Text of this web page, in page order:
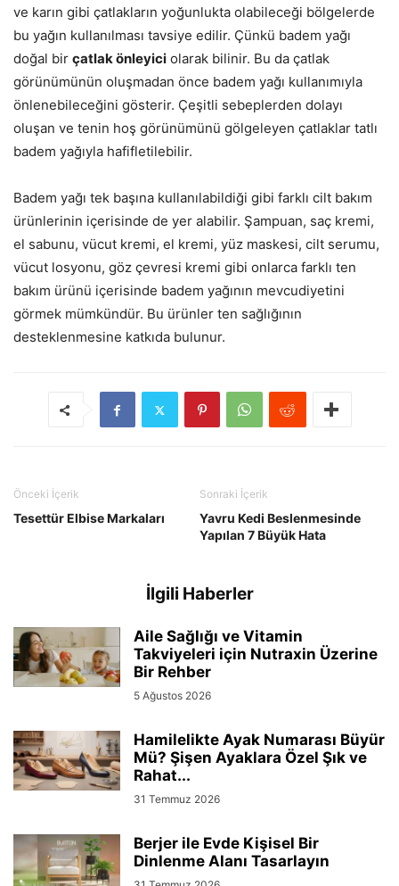
ve karın gibi çatlakların yoğunlukta olabileceği bölgelerde
bu yağın kullanılması tavsiye edilir. Çünkü badem yağı
doğal bir çatlak önleyici olarak bilinir. Bu da çatlak
görünümünün oluşmadan önce badem yağı kullanımıyla
önlenebileceğini gösterir. Çeşitli sebeplerden dolayı
oluşan ve tenin hoş görünümünü gölgeleyen çatlaklar tatlı
badem yağıyla hafifletilebilir.
Badem yağı tek başına kullanılabildiği gibi farklı cilt bakım
ürünlerinin içerisinde de yer alabilir. Şampuan, saç kremi,
el sabunu, vücut kremi, el kremi, yüz maskesi, cilt serumu,
vücut losyonu, göz çevresi kremi gibi onlarca farklı ten
bakım ürünü içerisinde badem yağının mevcudiyetini
görmek mümkündür. Bu ürünler ten sağlığının
desteklenmesine katkıda bulunur.
Önceki İçerik
Tesettür Elbise Markaları
Sonraki İçerik
Yavru Kedi Beslenmesinde
Yapılan 7 Büyük Hata
İlgili Haberler
Aile Sağlığı ve Vitamin
Takviyeleri için Nutraxin Üzerine
Bir Rehber
5 Ağustos 2026
Hamilelikte Ayak Numarası Büyür
Mü? Şişen Ayaklara Özel Şık ve
Rahat...
31 Temmuz 2026
Berjer ile Evde Kişisel Bir
Dinlenme Alanı Tasarlayın